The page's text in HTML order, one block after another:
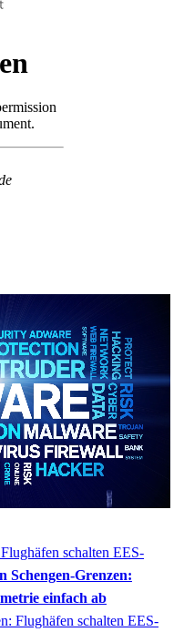
schalten EES-
Schengen-Grenzen:
einfach ab